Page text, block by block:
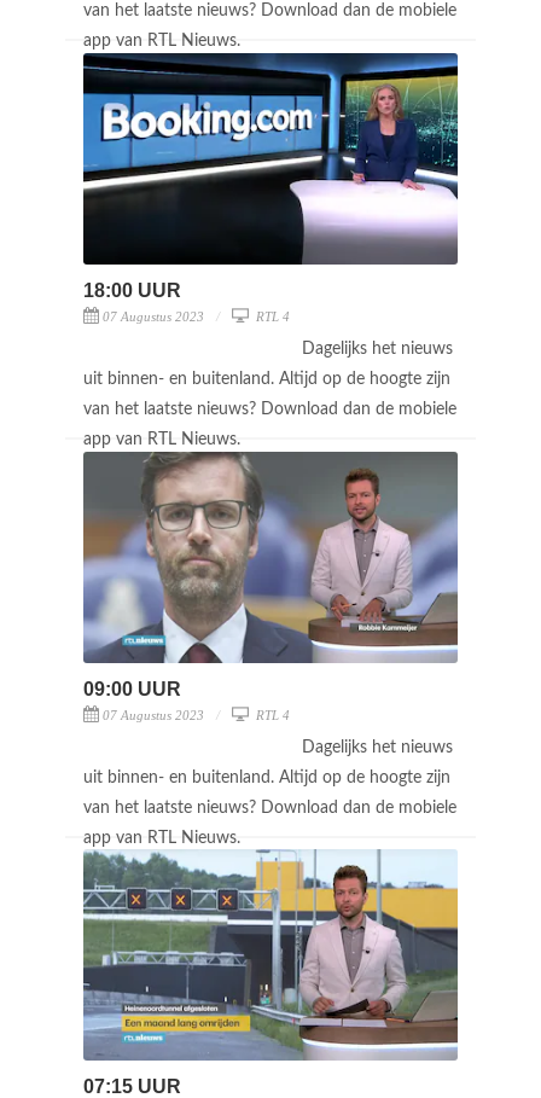
van het laatste nieuws? Download dan de mobiele
app van RTL Nieuws.
18:00 UUR
07 Augustus 2023 RTL 4
Dagelijks het nieuws
uit binnen- en buitenland. Altijd op de hoogte zijn
van het laatste nieuws? Download dan de mobiele
app van RTL Nieuws.
09:00 UUR
07 Augustus 2023 RTL 4
Dagelijks het nieuws
uit binnen- en buitenland. Altijd op de hoogte zijn
van het laatste nieuws? Download dan de mobiele
app van RTL Nieuws.
07:15 UUR